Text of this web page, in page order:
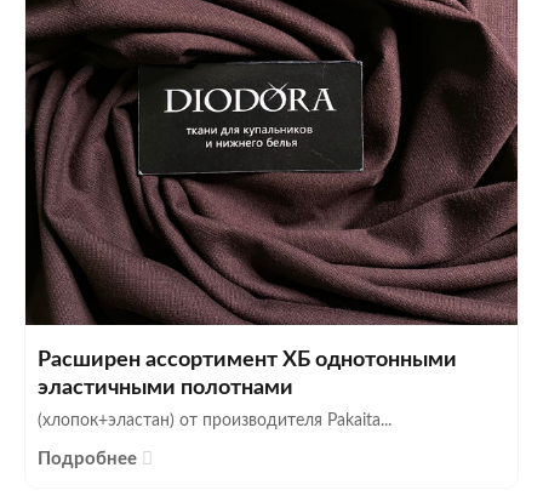
Расширен ассортимент ХБ однотонными
эластичными полотнами
(хлопок+эластан) от производителя Pakaita...
Подробнее